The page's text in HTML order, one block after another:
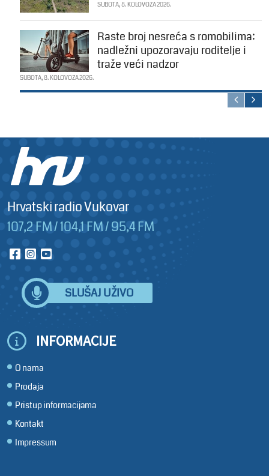
SUBOTA, 8. KOLOVOZA 2026.
Raste broj nesreća s romobilima:
nadležni upozoravaju roditelje i
traže veći nadzor
SUBOTA, 8. KOLOVOZA 2026.
Hrvatski radio Vukovar
107,2 FM / 104,1 FM / 95,4 FM
SLUŠAJ UŽIVO
INFORMACIJE
O nama
Prodaja
Pristup informacijama
Kontakt
Impressum